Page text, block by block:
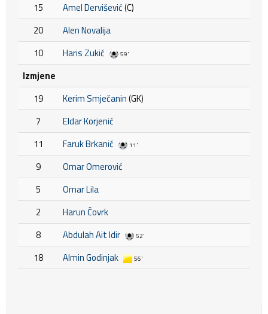
15
Amel Dervišević(C)
20
Alen Novalija
10
Haris Zukić 59'
Izmjene
19
Kerim Smječanin(GK)
7
Eldar Korjenić
11
Faruk Brkanić 11'
9
Omar Omerović
5
Omar Lila
2
Harun Čovrk
8
Abdulah Ait Idir 52'
18 Almin Godinjak 56'